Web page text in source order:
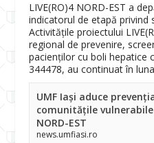
LIVE(RO)4 NORD-EST a
indicatorul de etapă privind
Activitățile proiectului
regional de prevenire,
pacienților cu boli hepatice
344478, au continuat în
UMF Iași aduce
comunitățile vulnerabile
NORD-EST
news.umfiasi.ro